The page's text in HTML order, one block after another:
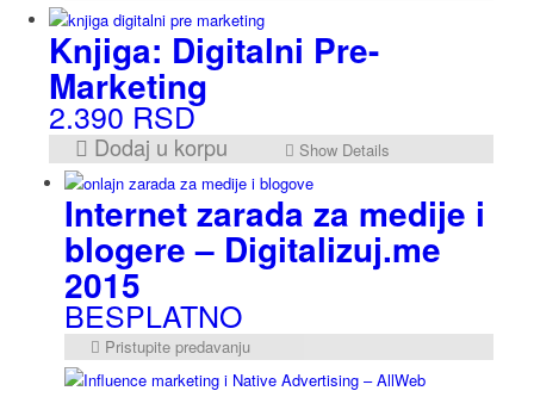
Knjiga: Digitalni Pre-
Marketing
2.390 RSD
Dodaj u korpu Show Details
Internet zarada za medije i
blogere – Digitalizuj.me
2015
BESPLATNO
Pristupite predavanju